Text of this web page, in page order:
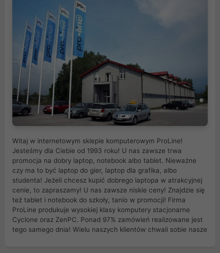
Witaj w internetowym sklepie komputerowym ProLine!
Jesteśmy dla Ciebie od 1993 roku! U nas zawsze trwa
promocja na dobry laptop, notebook albo tablet. Nieważne
czy ma to być laptop do gier, laptop dla grafika, albo
studenta! Jeżeli chcesz kupić dobrego laptopa w atrakcyjnej
cenie, to zapraszamy! U nas zawsze niskie ceny! Znajdzie się
też tablet i notebook do szkoły, tanio w promocji! Firma
ProLine produkuje wysokiej klasy komputery stacjonarne
Cyclone oraz ZenPC. Ponad 97% zamówień realizowane jest
tego samego dnia! Wielu naszych klientów chwali sobie nasze